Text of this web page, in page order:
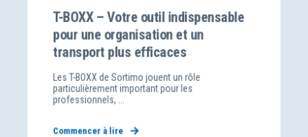
T-BOXX – Votre outil indispensable
pour une organisation et un
transport plus efficaces
Les T-BOXX de Sortimo jouent un rôle
particulièrement important pour les
professionnels, ...
Commencer à lire